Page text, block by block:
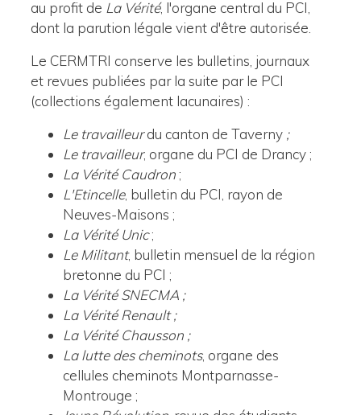
au profit de La Vérité, l'organe central du PCI,
dont la parution légale vient d'être autorisée.
Le CERMTRI conserve les bulletins, journaux
et revues publiées par la suite par le PCI
(collections également lacunaires) :
Le travailleurdu canton de Taverny ;
Le travailleur, organe du PCI de Drancy ;
La Vérité Caudron ;
L'Etincelle, bulletin du PCI, rayon de
Neuves-Maisons ;
La Vérité Unic;
Le Militant, bulletin mensuel de la région
bretonne du PCI ;
La Vérité SNECMA ;
La Vérité Renault ;
La Vérité Chausson ;
La lutte des cheminots, organe des
cellules cheminots Montparnasse-
Montrouge ;